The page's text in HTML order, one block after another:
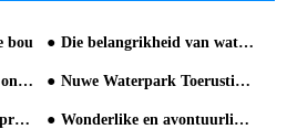
bou Die belangrikheid van waterparks se operasionele bestuur vanaf die uitsig op Chimelong Water Park
Nuwe Waterpark Toerusting is goed ontwikkel
Wonderlike en avontuurlike waterpark-Aqualand